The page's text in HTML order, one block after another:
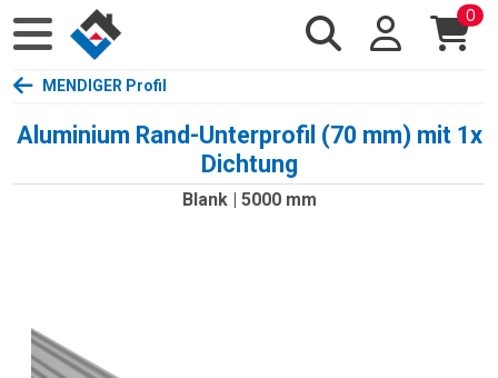
0
MENDIGER Profil
Aluminium Rand-Unterprofil (70 mm) mit 1x
Dichtung
Blank | 5000 mm